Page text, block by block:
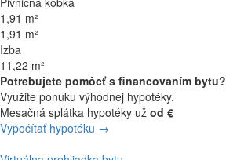
1,91 m²
1,91 m²
Izba
11,22 m²
Potrebujete pomôcť s financovaním bytu?
Využite ponuku výhodnej hypotéky.
Mesačná splátka hypotéky už od €
Vypočítať hypotéku →